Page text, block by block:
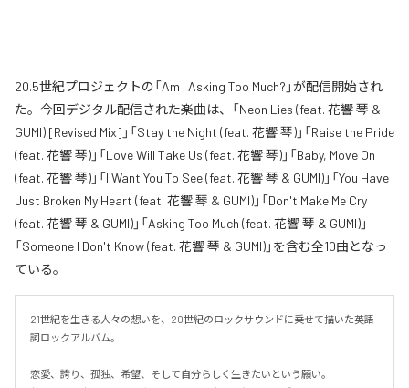
20.5世紀プロジェクトの「Am I Asking Too Much?」が配信開始され
た。今回デジタル配信された楽曲は、「Neon Lies (feat. 花響 琴 &
GUMI) [Revised Mix]」「Stay the Night (feat. 花響 琴)」「Raise the Pride
(feat. 花響 琴)」「Love Will Take Us (feat. 花響 琴)」「Baby, Move On
(feat. 花響 琴)」「I Want You To See (feat. 花響 琴 & GUMI)」「You Have
Just Broken My Heart (feat. 花響 琴 & GUMI)」「Don't Make Me Cry
(feat. 花響 琴 & GUMI)」「Asking Too Much (feat. 花響 琴 & GUMI)」
「Someone I Don't Know (feat. 花響 琴 & GUMI)」を含む全10曲となっ
ている。
21世紀を生きる人々の想いを、20世紀のロックサウンドに乗せて描いた英語
詞ロックアルバム。
恋愛、誇り、孤独、希望、そして自分らしく生きたいという願い。